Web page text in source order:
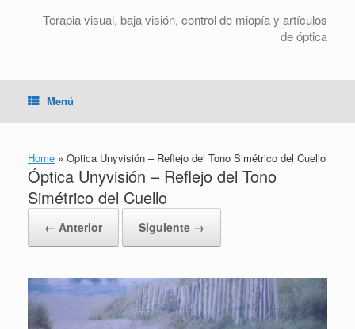
Terapia visual, baja visión, control de miopía y artículos
de óptica
Menú
Home » Óptica Unyvisión – Reflejo del Tono Simétrico del Cuello
Óptica Unyvisión – Reflejo del Tono
Simétrico del Cuello
← Anterior Siguiente →